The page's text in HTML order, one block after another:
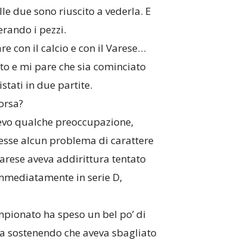
due sono riuscito a vederla. E
i pezzi.
con il calcio e con il Varese…
e mi pare che sia cominciato
in due partite.
qualche preoccupazione,
alcun problema di carattere
aveva addirittura tentato
in serie D,
ha speso un bel po’ di
che aveva sbagliato